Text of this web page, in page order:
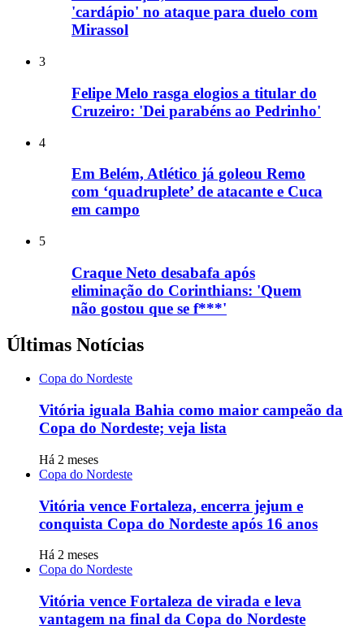
'cardápio' no ataque para duelo com
Mirassol
3
Felipe Melo rasga elogios a titular do
Cruzeiro: 'Dei parabéns ao Pedrinho'
4
Em Belém, Atlético já goleou Remo
com ‘quadruplete’ de atacante e Cuca
em campo
5
Craque Neto desabafa após
eliminação do Corinthians: 'Quem
não gostou que se f***'
Últimas Notícias
Copa do Nordeste
Vitória iguala Bahia como maior campeão da
Copa do Nordeste; veja lista
Há 2 meses
Copa do Nordeste
Vitória vence Fortaleza, encerra jejum e
conquista Copa do Nordeste após 16 anos
Há 2 meses
Copa do Nordeste
Vitória vence Fortaleza de virada e leva
vantagem na final da Copa do Nordeste